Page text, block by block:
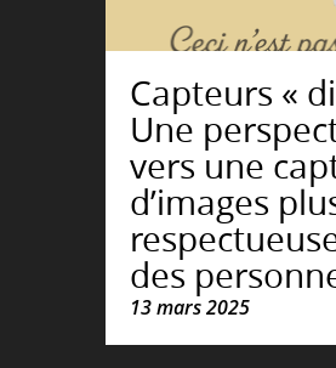
Capteurs «
Une
vers une
d’images
des
13 mars 2025